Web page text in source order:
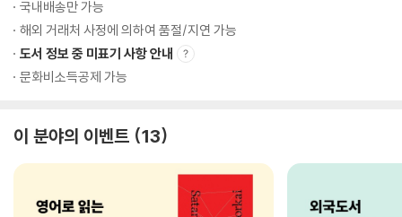
국내배송만 가능
해외 거래처 사정에 의하여 품절/지연 가능
도서 정보 중 미표기 사항 안내
문화비소득공제 가능
이 분야의 이벤트 13